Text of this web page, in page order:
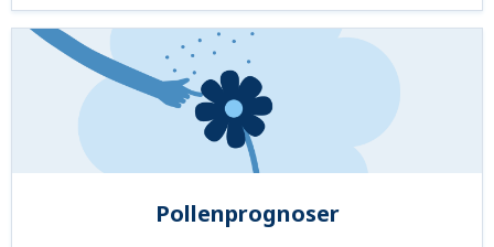
Pollenprognoser